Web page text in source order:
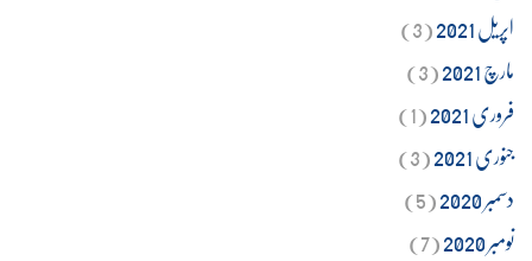
اپریل 2021
(3)
مارچ 2021
(3)
فروری 2021
(1)
جنوری 2021
(3)
دسمبر 2020
(5)
نومبر 2020
(7)